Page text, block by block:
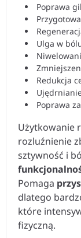
Poprawa
Ulga w
Redukcja
Poprawa
Użytkowanie
rozluźnienie
sztywność i
Pomaga
dlatego
które
fizyczną.